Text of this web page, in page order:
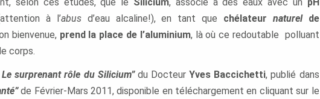
à l’abusd’eau alcaline!), en tant que chélateur naturel de
bienvenue, prend la place de l’aluminium, là où ce redoutable polluant
corps.
surprenant rôle du Silicium”du DocteurYves Baccichetti, publié dans
de Février-Mars 2011, disponible en téléchargement en cliquant sur le